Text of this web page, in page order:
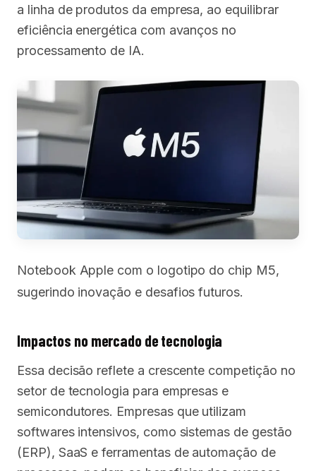
a linha de produtos da empresa, ao equilibrar
eficiência energética com avanços no
processamento de IA.
Notebook Apple com o logotipo do chip M5,
sugerindo inovação e desafios futuros.
Impactos no mercado de tecnologia
Essa decisão reflete a crescente competição no
setor de tecnologia para empresas e
semicondutores. Empresas que utilizam
softwares intensivos, como sistemas de gestão
(ERP), SaaS e ferramentas de automação de